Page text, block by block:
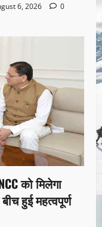
6, 2026
0
को मिलेगा
हुई महत्वपूर्ण